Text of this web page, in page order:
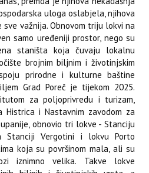
uloga oslabjela, njihova
važnija. Obnovom triju lokvi na
samo uređeniji prostor, nego su
staništa koja čuvaju lokalnu
brojnim biljnim i životinjskim
prirodne i kulturne baštine
Grad Poreč je tijekom 2025.
za poljoprivredu i turizam,
Histrica i Nastavnim zavodom za
obnovio tri lokve - Stanciju
Stanciji Vergotini i lokvu Porto
koja su površinom mala, ali su
iznimno velika. Takve lokve